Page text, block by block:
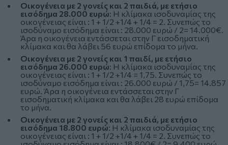
Οικογένεια με 2 γονείς και 2 παιδιά, με ετήσιο
εισόδημα 28.000 ευρώ: Η κλίμακα ισοδυναμίας της
οικογένειας είναι : 1 + 1/2 +1/4 + 1/4 = 2. Συνεπώς το
ισοδύναμο εισόδημα είναι : 28.000 ευρώ / 2= 14.000€.
Άρα η οικογένεια εντάσσεται στην Γ εισοδηματική
κλίμακα και θα λάβει 56 ευρώ επίδομα το μήνα.
Οικογένεια με 2 γονείς και 1 παιδί, με ετήσιο
εισόδημα 26.000 ευρώ: Η κλίμακα ισοδυναμίας της
οικογένειας είναι : 1 + 1/2 +1/4 = 1,75. Συνεπώς το
ισοδύναμο εισόδημα είναι : 26.000 ευρώ / 1,75= 14.857
ευρώ. Άρα η οικογένεια εντάσσεται στην Γ
εισοδηματική κλίμακα και θα λάβει 28 ευρώ επίδομα
το μήνα.
Οικογένεια με 2 γονείς και 2 παιδιά, με ετήσιο
εισόδημα 18.800 ευρώ: Η κλίμακα ισοδυναμίας της
οικογένειας είναι : 1 + 1/2 +1/4 + 1/4 = 2. Συνεπώς το